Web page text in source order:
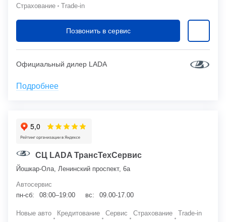
Страхование
Trade-in
Позвонить в сервис
Официальный дилер LADA
Подробнее
СЦ LADA ТрансТехСервис
Йошкар-Ола, Ленинский проспект, 6а
Автосервис
пн-сб:
08:00–19:00 вс: 09.00-17.00
Новые авто Кредитование Сервис Страхование Trade-in